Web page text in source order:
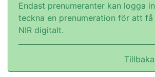
Endast prenumeranter kan logga
teckna en prenumeration för att
NIR digitalt.
Tillbaka